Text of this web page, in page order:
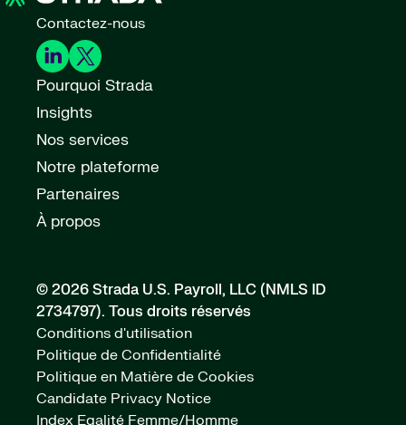
Contactez-nous
Pourquoi Strada
Insights
Nos services
Notre plateforme
Partenaires
À propos
© 2026 Strada U.S. Payroll, LLC (NMLS ID
2734797). Tous droits réservés
Conditions d'utilisation
Politique de Confidentialité
Politique en Matière de Cookies
Candidate Privacy Notice
Index Egalité Femme/Homme